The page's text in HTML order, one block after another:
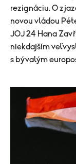
rezignáciu. O
novou vládou
JOJ 24 Hana
niekdajším
s bývalým